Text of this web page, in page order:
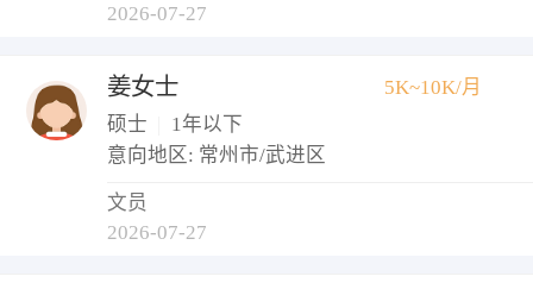
2026-07-27
姜女士
5K~10K/月
硕士
1年以下
意向地区: 常州市/武进区
文员
2026-07-27